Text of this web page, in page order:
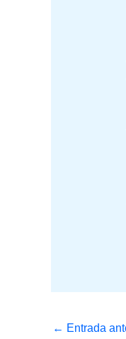
← Entrada